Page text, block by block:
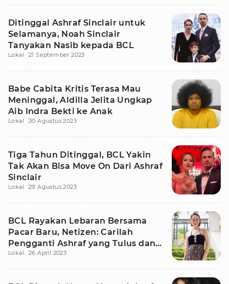
Ditinggal Ashraf Sinclair untuk
Selamanya, Noah Sinclair
Tanyakan Nasib kepada BCL
Lokal 21 September 2023
Babe Cabita Kritis Terasa Mau
Meninggal, Aldilla Jelita Ungkap
Aib Indra Bekti ke Anak
Lokal 30 Agustus 2023
Tiga Tahun Ditinggal, BCL Yakin
Tak Akan Bisa Move On Dari Ashraf
Sinclair
Lokal 29 Agustus 2023
BCL Rayakan Lebaran Bersama
Pacar Baru, Netizen: Carilah
Pengganti Ashraf yang Tulus dan
Ikhlas
Lokal 26 April 2023